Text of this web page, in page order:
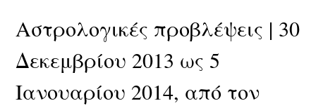
Αστρολογικές προβλέψεις | 30
Δεκεμβρίου 2013 ως 5
Ιανουαρίου 2014, από τον